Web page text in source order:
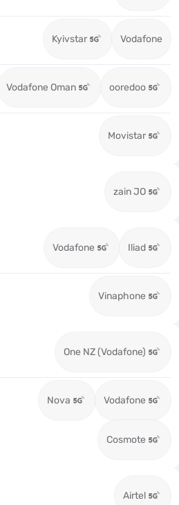
Kyivstar Vodafone
Vodafone Oman ooredoo
Movistar
zain JO
Vodafone Iliad
Vinaphone
One NZ (Vodafone)
Nova Vodafone
Cosmote
Airtel